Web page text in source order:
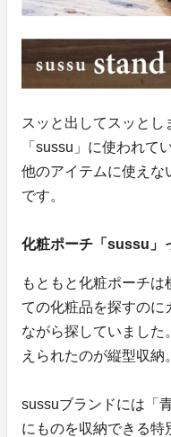
スッと出してスッと
「sussu」に使われて
他のアイテムに使えな
です。
化粧ポーチ「sussu」
もともと化粧ポーチ
ての化粧品を探すのに
ながら探していました
えられたのが縦型収納。
sussuブランドには「
にものを収納できる特